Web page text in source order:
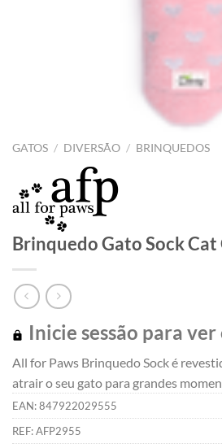
GATOS / DIVERSÃO / BRINQUEDOS
Brinquedo Gato Sock
Inicie sessão para ver
All for Paws Brinquedo Sock é
atrair o seu gato para grandes
EAN:847922029555
REF:AFP2955